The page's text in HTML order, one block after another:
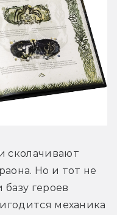
сколачивают
Но и тот не
героев
механика